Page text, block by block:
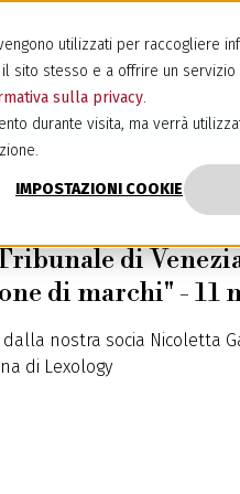
utilizzati per raccogliere
sito stesso e a offrire un
sulla privacy.
durante visita, ma verrà
IMPOSTAZIONI COOKIE
di
di marchi" - 11
nostra socia Nicoletta
di Lexology